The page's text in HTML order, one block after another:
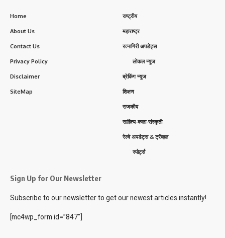
Home
About Us
Contact Us
Privacy Policy
Disclaimer
SiteMap
राष्ट्रीय
महाराष्ट्र
रत्नागिरी अपडेट्स
लोकल न्यूज
ब्रेकिंग न्यूज
शिक्षण
राजकीय
साहित्य-कला-संस्कृती
रेल्वे अपडेट्स & ट्रॅव्हल
स्पोर्ट्स
Sign Up for Our Newsletter
Subscribe to our newsletter to get our newest articles instantly!
[mc4wp_form id=”847″]